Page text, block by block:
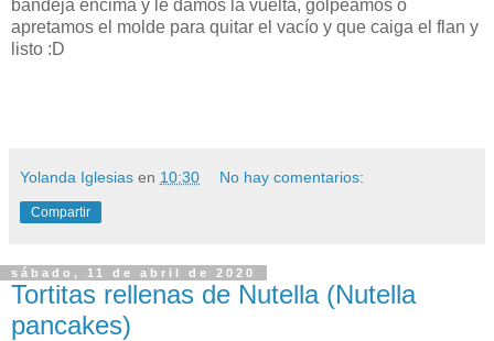
bandeja encima y le damos la vuelta, golpeamos o
apretamos el molde para quitar el vacío y que caiga el flan y
listo :D
Yolanda Iglesias en 10:30 No hay comentarios:
Compartir
sábado, 11 de abril de 2020
Tortitas rellenas de Nutella (Nutella
pancakes)